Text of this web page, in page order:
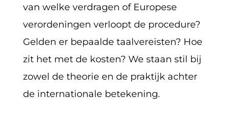
van welke verdragen of Europese
verordeningen verloopt de procedure?
Gelden er bepaalde taalvereisten? Hoe
zit het met de kosten? We staan stil bij
zowel de theorie en de praktijk achter
de internationale betekening.